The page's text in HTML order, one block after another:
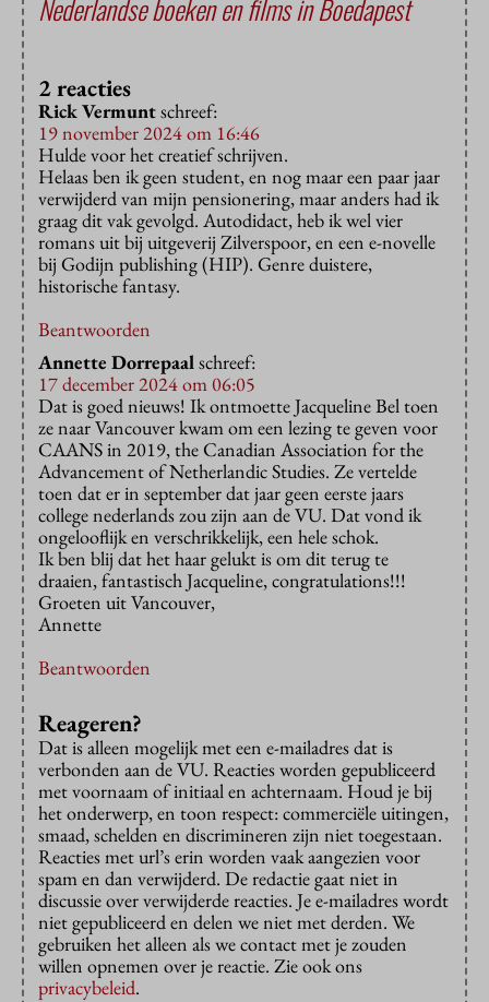
Nederlandse boeken en films in Boedapest
2 reacties
Rick Vermuntschreef:
19 november 2024 om 16:46
Hulde voor het creatief schrijven.
Helaas ben ik geen student, en nog maar een paar jaar
verwijderd van mijn pensionering, maar anders had ik
graag dit vak gevolgd. Autodidact, heb ik wel vier
romans uit bij uitgeverij Zilverspoor, en een e-novelle
bij Godijn publishing (HIP). Genre duistere,
historische fantasy.
Beantwoorden
Annette Dorrepaalschreef:
17 december 2024 om 06:05
Dat is goed nieuws! Ik ontmoette Jacqueline Bel toen
ze naar Vancouver kwam om een lezing te geven voor
CAANS in 2019, the Canadian Association for the
Advancement of Netherlandic Studies. Ze vertelde
toen dat er in september dat jaar geen eerste jaars
college nederlands zou zijn aan de VU. Dat vond ik
ongelooflijk en verschrikkelijk, een hele schok.
Ik ben blij dat het haar gelukt is om dit terug te
draaien, fantastisch Jacqueline, congratulations!!!
Groeten uit Vancouver,
Annette
Beantwoorden
Reageren?
Dat is alleen mogelijk met een e-mailadres dat is
verbonden aan de VU. Reacties worden gepubliceerd
met voornaam of initiaal en achternaam. Houd je bij
het onderwerp, en toon respect: commerciële uitingen,
smaad, schelden en discrimineren zijn niet toegestaan.
Reacties met url’s erin worden vaak aangezien voor
spam en dan verwijderd. De redactie gaat niet in
discussie over verwijderde reacties. Je e-mailadres wordt
niet gepubliceerd en delen we niet met derden. We
gebruiken het alleen als we contact met je zouden
willen opnemen over je reactie. Zie ook ons
privacybeleid.